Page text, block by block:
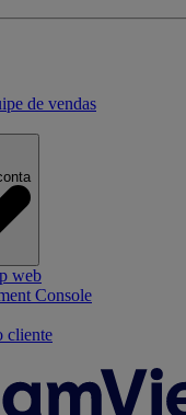
de vendas
web
Console
cliente